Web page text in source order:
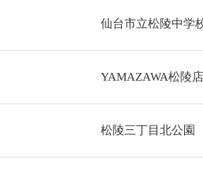
仙台市立松陵中学
YAMAZAWA松陵店
松陵三丁目北公園